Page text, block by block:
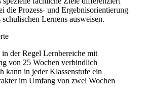
die Prozess- und Ergebnisorientierung
Lernens ausweisen.
der Regel Lernbereiche mit
von 25 Wochen verbindlich
kann in jeder Klassenstufe ein
im Umfang von zwei Wochen